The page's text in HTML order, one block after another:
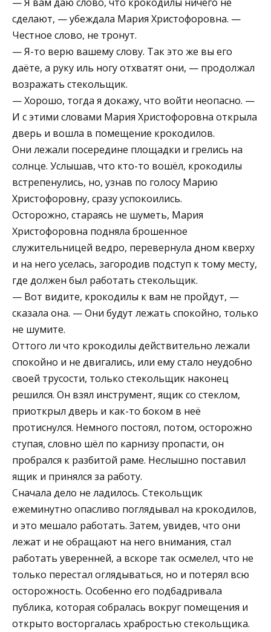
сделают, — убеждала Мария Христофоровна. —
Честное слово, не тронут.
— Я-то верю вашему слову. Так это же вы его
даёте, а руку иль ногу отхватят они, — продолжал
возражать стекольщик.
— Хорошо, тогда я докажу, что войти неопасно. —
И с этими словами Мария Христофоровна открыла
дверь и вошла в помещение крокодилов.
Они лежали посередине площадки и грелись на
солнце. Услышав, что кто-то вошёл, крокодилы
встрепенулись, но, узнав по голосу Марию
Христофоровну, сразу успокоились.
Осторожно, стараясь не шуметь, Мария
Христофоровна подняла брошенное
служительницей ведро, перевернула дном кверху
и на него уселась, загородив подступ к тому месту,
где должен был работать стекольщик.
— Вот видите, крокодилы к вам не пройдут, —
сказала она. — Они будут лежать спокойно, только
не шумите.
Оттого ли что крокодилы действительно лежали
спокойно и не двигались, или ему стало неудобно
своей трусости, только стекольщик наконец
решился. Он взял инструмент, ящик со стеклом,
приоткрыл дверь и как-то боком в неё
протиснулся. Немного постоял, потом, осторожно
ступая, словно шёл по карнизу пропасти, он
пробрался к разбитой раме. Неслышно поставил
ящик и принялся за работу.
Сначала дело не ладилось. Стекольщик
ежеминутно опасливо поглядывал на крокодилов,
и это мешало работать. Затем, увидев, что они
лежат и не обращают на него внимания, стал
работать уверенней, а вскоре так осмелел, что не
только перестал оглядываться, но и потерял всю
осторожность. Особенно его подбадривала
публика, которая собралась вокруг помещения и
открыто восторгалась храбростью стекольщика.